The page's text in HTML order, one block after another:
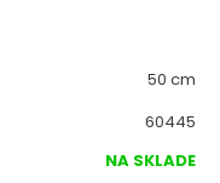
50 cm
60445
NA SKLADE